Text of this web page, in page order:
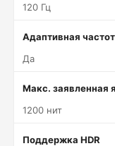
120 Гц
Адаптивная
Да
Макс. заявленная
1200 нит
Поддержка HDR